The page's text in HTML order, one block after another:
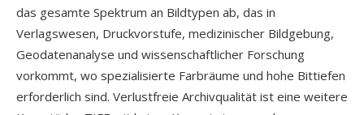
das gesamte Spektrum an Bildtypen ab, das in
Verlagswesen, Druckvorstufe, medizinischer Bildgebung,
Geodatenanalyse und wissenschaftlicher Forschung
vorkommt, wo spezialisierte Farbräume und hohe Bittiefen
erforderlich sind. Verlustfreie Archivqualität ist eine weitere